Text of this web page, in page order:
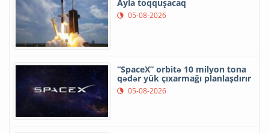
Ayla toqquşacaq
05-08-2026
“SpaceX” orbitə 10 milyon tona
qədər yük çıxarmağı planlaşdırır
05-08-2026